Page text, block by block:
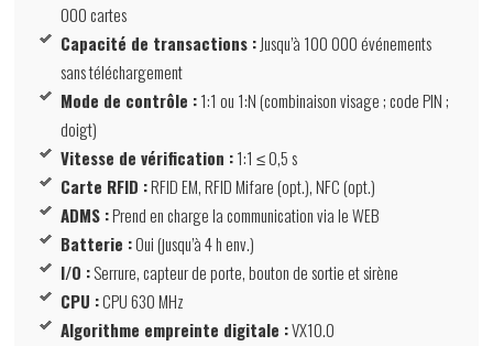
000 cartes
Capacité de transactions :Jusqu’à 100 000 événements
sans téléchargement
Mode de contrôle :1:1 ou 1:N (combinaison visage ; code PIN ;
doigt)
Vitesse de vérification :1:1 ≤ 0,5 s
Carte RFID :RFID EM, RFID Mifare (opt.), NFC (opt.)
ADMS :Prend en charge la communication via le WEB
Batterie :Oui (jusqu’à 4 h env.)
I/O :Serrure, capteur de porte, bouton de sortie et sirène
CPU :CPU 630 MHz
Algorithme empreinte digitale :VX10.0